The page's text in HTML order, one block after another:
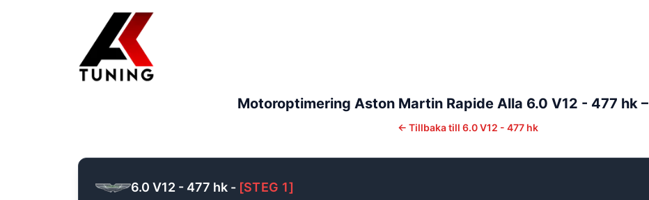
Motoroptimering Aston Martin Rapide Alla 6.0 V12 - 477 hk–
← Tillbaka till 6.0 V12 - 477 hk
6.0 V12 - 477 hk- [STEG 1]